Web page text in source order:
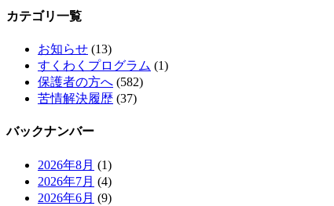
カテゴリ一覧
お知らせ (13)
すくわくプログラム (1)
保護者の方へ (582)
苦情解決履歴 (37)
バックナンバー
2026年8月 (1)
2026年7月 (4)
2026年6月 (9)